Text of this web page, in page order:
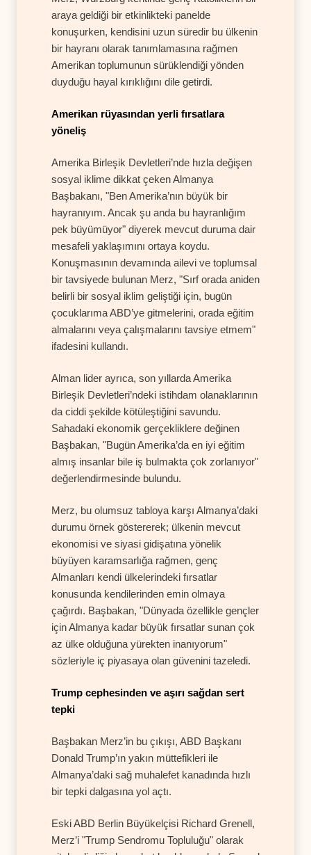
araya geldiği bir etkinlikteki panelde
konuşurken, kendisini uzun süredir bu ülkenin
bir hayranı olarak tanımlamasına rağmen
Amerikan toplumunun sürüklendiği yönden
duyduğu hayal kırıklığını dile getirdi.
Amerikan rüyasından yerli fırsatlara
yöneliş
Amerika Birleşik Devletleri’nde hızla değişen
sosyal iklime dikkat çeken Almanya
Başbakanı, "Ben Amerika’nın büyük bir
hayranıyım. Ancak şu anda bu hayranlığım
pek büyümüyor" diyerek mevcut duruma dair
mesafeli yaklaşımını ortaya koydu.
Konuşmasının devamında ailevi ve toplumsal
bir tavsiyede bulunan Merz, "Sırf orada aniden
belirli bir sosyal iklim geliştiği için, bugün
çocuklarıma ABD’ye gitmelerini, orada eğitim
almalarını veya çalışmalarını tavsiye etmem"
ifadesini kullandı.
Alman lider ayrıca, son yıllarda Amerika
Birleşik Devletleri’ndeki istihdam olanaklarının
da ciddi şekilde kötüleştiğini savundu.
Sahadaki ekonomik gerçekliklere değinen
Başbakan, "Bugün Amerika’da en iyi eğitim
almış insanlar bile iş bulmakta çok zorlanıyor"
değerlendirmesinde bulundu.
Merz, bu olumsuz tabloya karşı Almanya’daki
durumu örnek göstererek; ülkenin mevcut
ekonomisi ve siyasi gidişatına yönelik
büyüyen karamsarlığa rağmen, genç
Almanları kendi ülkelerindeki fırsatlar
konusunda kendilerinden emin olmaya
çağırdı. Başbakan, "Dünyada özellikle gençler
için Almanya kadar büyük fırsatlar sunan çok
az ülke olduğuna yürekten inanıyorum"
sözleriyle iç piyasaya olan güvenini tazeledi.
Trump cephesinden ve aşırı sağdan sert
tepki
Başbakan Merz’in bu çıkışı, ABD Başkanı
Donald Trump’ın yakın müttefikleri ile
Almanya’daki sağ muhalefet kanadında hızlı
bir tepki dalgasına yol açtı.
Eski ABD Berlin Büyükelçisi Richard Grenell,
Merz’i "Trump Sendromu Topluluğu" olarak